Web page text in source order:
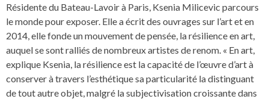
Résidente du Bateau-Lavoir à Paris, Ksenia Milicevic parcours
le monde pour exposer. Elle a écrit des ouvrages sur l’art et en
2014, elle fonde un mouvement de pensée, la résilience en art,
auquel se sont ralliés de nombreux artistes de renom. « En art,
explique Ksenia, la résilience est la capacité de l’œuvre d’art à
conserver à travers l’esthétique sa particularité la distinguant
de tout autre objet, malgré la subjectivisation croissante dans